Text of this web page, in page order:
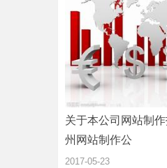
关于本公司网站制
州网站制作公
2017-05-23